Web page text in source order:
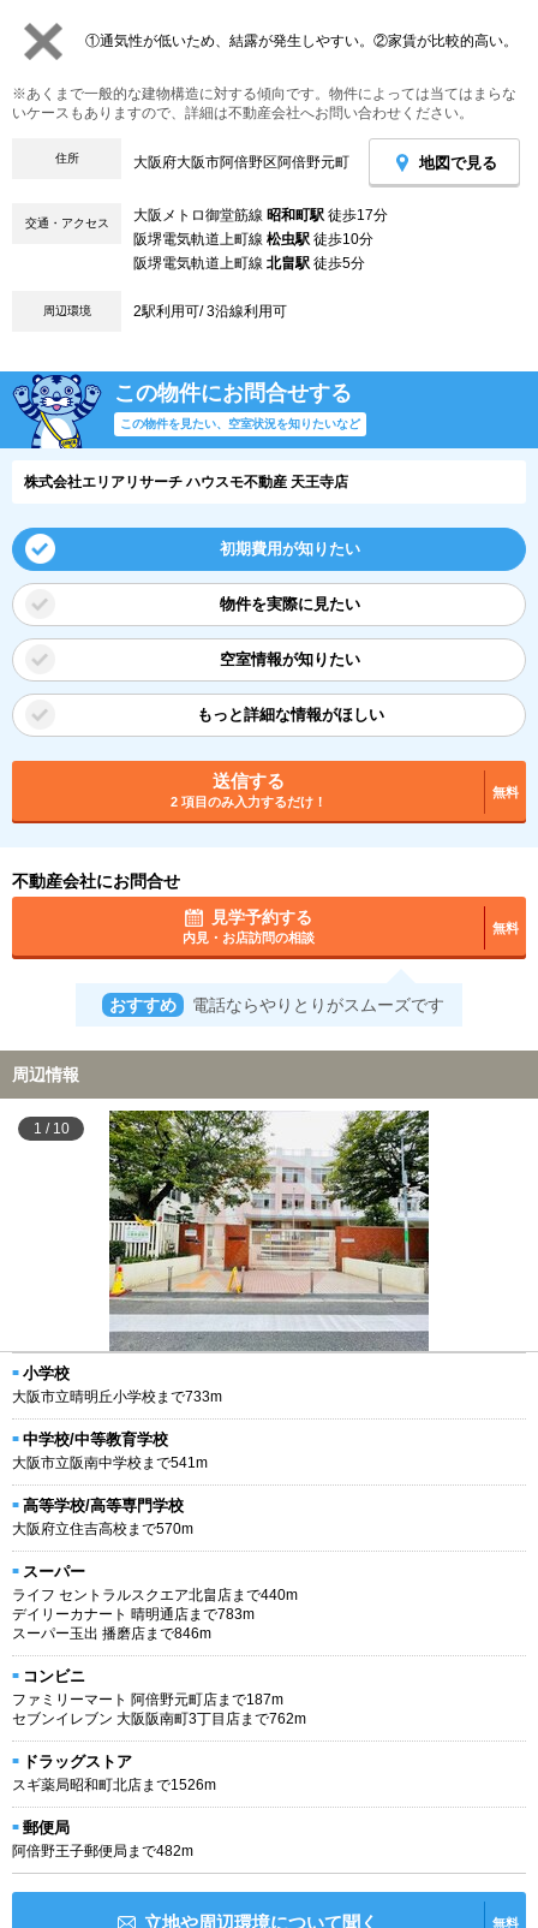
①通気性が低いため、結露が発生しやすい。②家賃が比較的高い。
※あくまで一般的な建物構造に対する傾向です。物件によっては当てはまらな
いケースもありますので、詳細は不動産会社へお問い合わせください。
住所 大阪府大阪市阿倍野区阿倍野元町 地図で見る
交通・アクセス 大阪メトロ御堂筋線 昭和町駅 徒歩17分
阪堺電気軌道上町線 松虫駅 徒歩10分
阪堺電気軌道上町線 北畠駅 徒歩5分
周辺環境 2駅利用可/ 3沿線利用可
この物件にお問合せする
この物件を見たい、空室状況を知りたいなど
株式会社エリアリサーチ ハウスモ不動産 天王寺店
初期費用が知りたい
物件を実際に見たい
空室情報が知りたい
もっと詳細な情報がほしい
送信する
2 項目のみ入力するだけ！
無料
不動産会社にお問合せ
見学予約する
内見・お店訪問の相談
無料
おすすめ 電話ならやりとりがスムーズです
周辺情報
1 / 10
小学校
大阪市立晴明丘小学校まで733m
中学校/中等教育学校
大阪市立阪南中学校まで541m
高等学校/高等専門学校
大阪府立住吉高校まで570m
スーパー
ライフ セントラルスクエア北畠店まで440m
デイリーカナート 晴明通店まで783m
スーパー玉出 播磨店まで846m
コンビニ
ファミリーマート 阿倍野元町店まで187m
セブンイレブン 大阪阪南町3丁目店まで762m
ドラッグストア
スギ薬局昭和町北店まで1526m
郵便局
阿倍野王子郵便局まで482m
立地や周辺環境について聞く 無料